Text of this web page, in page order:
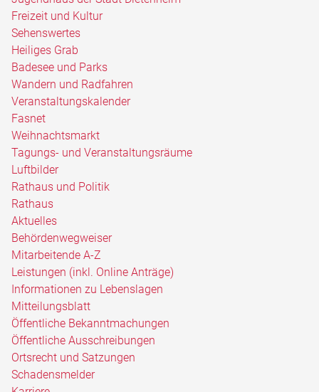
Freizeit und Kultur
Sehenswertes
Heiliges Grab
Badesee und Parks
Wandern und Radfahren
Veranstaltungskalender
Fasnet
Weihnachtsmarkt
Tagungs- und Veranstaltungsräume
Luftbilder
Rathaus und Politik
Rathaus
Aktuelles
Behördenwegweiser
Mitarbeitende A-Z
Leistungen (inkl. Online Anträge)
Informationen zu Lebenslagen
Mitteilungsblatt
Öffentliche Bekanntmachungen
Öffentliche Ausschreibungen
Ortsrecht und Satzungen
Schadensmelder